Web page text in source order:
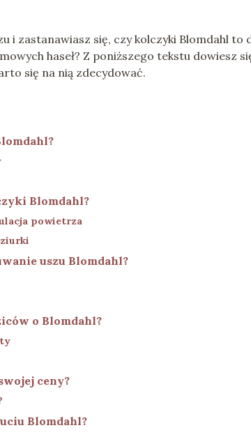
i zastanawiasz się, czy kolczyki Blomdahl to
haseł? Z poniższego tekstu dowiesz
się na nią zdecydować.
Blomdahl?
powietrza
uszu Blomdahl?
o Blomdahl?
ceny?
Blomdahl?